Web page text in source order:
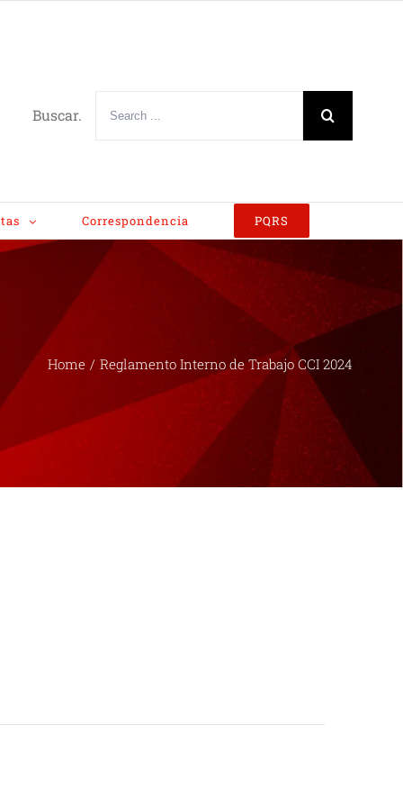
Buscar.
Correspondencia PQRS
Home / Reglamento Interno de Trabajo CCI 2024